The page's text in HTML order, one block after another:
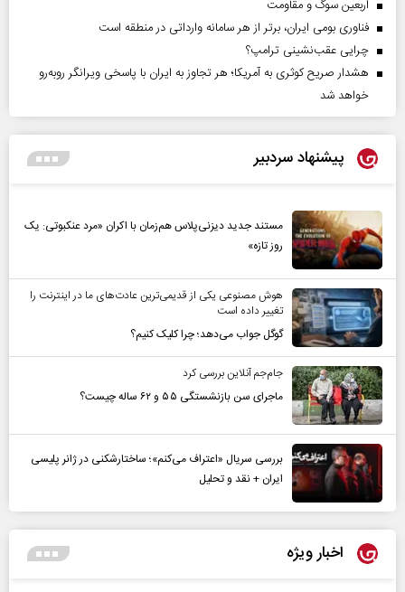
اربعین سوگ و مقاومت
فناوری بومی ایران، برتر از هر سامانه وارداتی در منطقه است
چرایی عقب‌نشینی ترامپ؟
هشدار صریح کوثری به آمریکا؛ هر تجاوز به ایران با پاسخی ویرانگر روبه‌رو
خواهد شد
پیشنهاد سردبیر
مستند جدید دیزنی‌پلاس هم‌زمان با اکران «مرد عنکبوتی: یک
روز تازه»
هوش مصنوعی یکی از قدیمی‌ترین عادت‌های ما در اینترنت را
تغییر داده است
گوگل جواب می‌دهد؛ چرا کلیک کنیم؟
جام‌جم آنلاین بررسی کرد
ماجرای سن بازنشستگی ۵۵ و ۶۲ ساله چیست؟
بررسی سریال «اعتراف می‌کنم»؛ ساختارشکنی در ژانر پلیسی
ایران + نقد و تحلیل
اخبار ویژه